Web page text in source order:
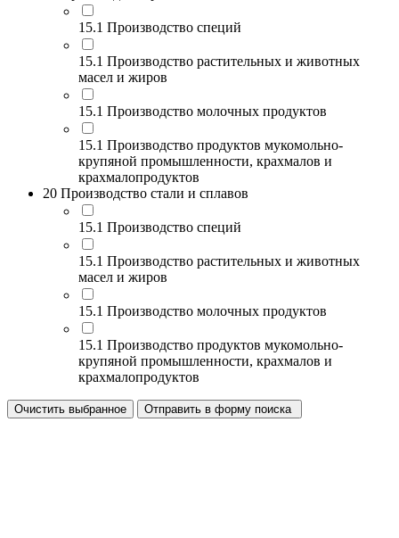
15.1 Производство специй
15.1 Производство растительных и животных
масел и жиров
15.1 Производство молочных продуктов
15.1 Производство продуктов мукомольно-
крупяной промышленности, крахмалов и
крахмалопродуктов
20 Производство стали и сплавов
15.1 Производство специй
15.1 Производство растительных и животных
масел и жиров
15.1 Производство молочных продуктов
15.1 Производство продуктов мукомольно-
крупяной промышленности, крахмалов и
крахмалопродуктов